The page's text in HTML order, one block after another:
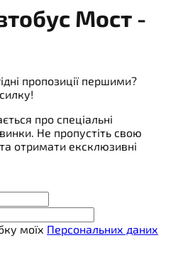
Мост -
пропозиції першими?
про спеціальні
Не пропустіть свою
отримати ексклюзивні
моїх Персональних даних